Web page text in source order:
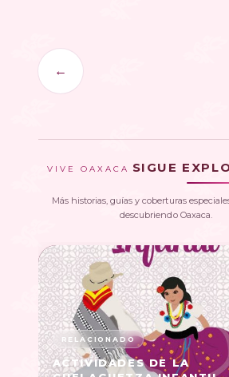
←
VIVE OAXACA SIGUE
Más historias, guías y coberturas
descubriendo Oaxaca.
ACTIVIDADES DE LA